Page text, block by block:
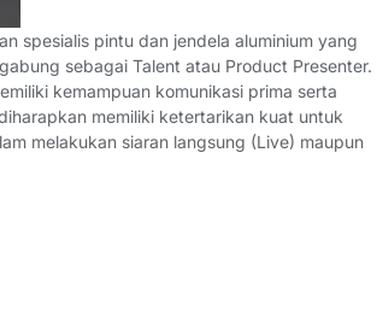
spesialis pintu dan jendela aluminium yang
sebagai Talent atau Product Presenter.
kemampuan komunikasi prima serta
memiliki ketertarikan kuat untuk
melakukan siaran langsung (Live) maupun